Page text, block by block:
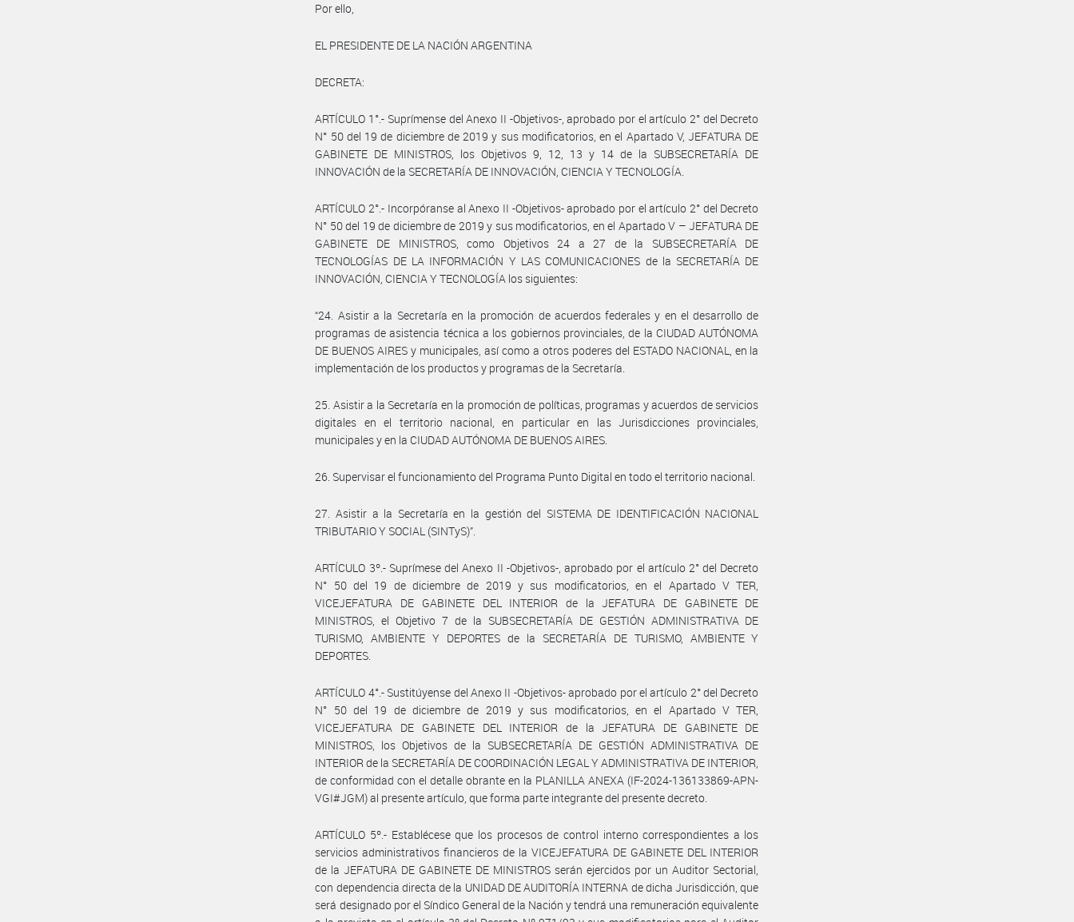
Por ello,
EL PRESIDENTE DE LA NACIÓN ARGENTINA
DECRETA:
ARTÍCULO 1°.- Suprímense del Anexo II -Objetivos-, aprobado por el artículo 2° del Decreto
N° 50 del 19 de diciembre de 2019 y sus modificatorios, en el Apartado V, JEFATURA DE
GABINETE DE MINISTROS, los Objetivos 9, 12, 13 y 14 de la SUBSECRETARÍA DE
INNOVACIÓN de la SECRETARÍA DE INNOVACIÓN, CIENCIA Y TECNOLOGÍA.
ARTÍCULO 2°.- Incorpóranse al Anexo II -Objetivos- aprobado por el artículo 2° del Decreto
N° 50 del 19 de diciembre de 2019 y sus modificatorios, en el Apartado V – JEFATURA DE
GABINETE DE MINISTROS, como Objetivos 24 a 27 de la SUBSECRETARÍA DE
TECNOLOGÍAS DE LA INFORMACIÓN Y LAS COMUNICACIONES de la SECRETARÍA DE
INNOVACIÓN, CIENCIA Y TECNOLOGÍA los siguientes:
“24. Asistir a la Secretaría en la promoción de acuerdos federales y en el desarrollo de
programas de asistencia técnica a los gobiernos provinciales, de la CIUDAD AUTÓNOMA
DE BUENOS AIRES y municipales, así como a otros poderes del ESTADO NACIONAL, en la
implementación de los productos y programas de la Secretaría.
25. Asistir a la Secretaría en la promoción de políticas, programas y acuerdos de servicios
digitales en el territorio nacional, en particular en las Jurisdicciones provinciales,
municipales y en la CIUDAD AUTÓNOMA DE BUENOS AIRES.
26. Supervisar el funcionamiento del Programa Punto Digital en todo el territorio nacional.
27. Asistir a la Secretaría en la gestión del SISTEMA DE IDENTIFICACIÓN NACIONAL
TRIBUTARIO Y SOCIAL (SINTyS)”.
ARTÍCULO 3º.- Suprímese del Anexo II -Objetivos-, aprobado por el artículo 2° del Decreto
N° 50 del 19 de diciembre de 2019 y sus modificatorios, en el Apartado V TER,
VICEJEFATURA DE GABINETE DEL INTERIOR de la JEFATURA DE GABINETE DE
MINISTROS, el Objetivo 7 de la SUBSECRETARÍA DE GESTIÓN ADMINISTRATIVA DE
TURISMO, AMBIENTE Y DEPORTES de la SECRETARÍA DE TURISMO, AMBIENTE Y
DEPORTES.
ARTÍCULO 4°.- Sustitúyense del Anexo II -Objetivos- aprobado por el artículo 2° del Decreto
N° 50 del 19 de diciembre de 2019 y sus modificatorios, en el Apartado V TER,
VICEJEFATURA DE GABINETE DEL INTERIOR de la JEFATURA DE GABINETE DE
MINISTROS, los Objetivos de la SUBSECRETARÍA DE GESTIÓN ADMINISTRATIVA DE
INTERIOR de la SECRETARÍA DE COORDINACIÓN LEGAL Y ADMINISTRATIVA DE INTERIOR,
de conformidad con el detalle obrante en la PLANILLA ANEXA (IF-2024-136133869-APN-
VGI#JGM) al presente artículo, que forma parte integrante del presente decreto.
ARTÍCULO 5º.- Establécese que los procesos de control interno correspondientes a los
servicios administrativos financieros de la VICEJEFATURA DE GABINETE DEL INTERIOR
de la JEFATURA DE GABINETE DE MINISTROS serán ejercidos por un Auditor Sectorial,
con dependencia directa de la UNIDAD DE AUDITORÍA INTERNA de dicha Jurisdicción, que
será designado por el Síndico General de la Nación y tendrá una remuneración equivalente